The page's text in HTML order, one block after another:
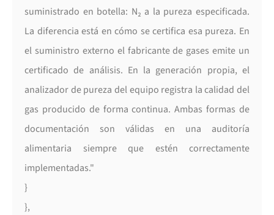
suministrado en botella: N₂ a la pureza especificada.
La diferencia está en cómo se certifica esa pureza. En
el suministro externo el fabricante de gases emite un
certificado de análisis. En la generación propia, el
analizador de pureza del equipo registra la calidad del
gas producido de forma continua. Ambas formas de
documentación son válidas en una auditoría
alimentaria siempre que estén correctamente
implementadas."
}
},